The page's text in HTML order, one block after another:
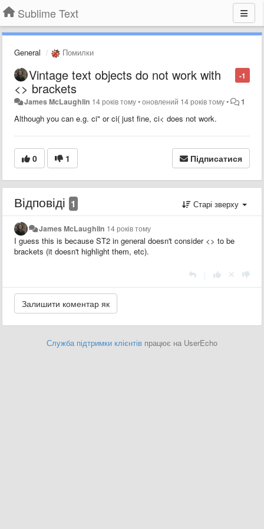
Sublime Text
General Помилки
-1
Vintage text objects do not work with
<> brackets
James McLaughlin 14 років тому•оновлений 14 років тому• 1
Although you can e.g. ci" or ci( just fine, ci< does not work.
0 1 Підписатися
Відповіді 1 Старі зверху
James McLaughlin 14 років тому
I guess this is because ST2 in general doesn't consider <> to be
brackets (it doesn't highlight them, etc).
Служба підтримки клієнтів працює на UserEcho